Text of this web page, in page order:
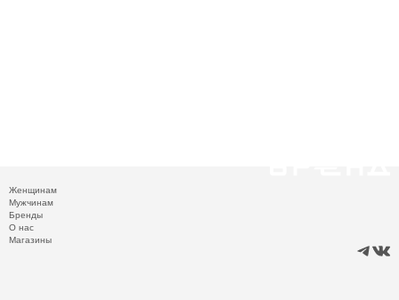
Женщинам
Мужчинам
Бренды
О нас
Магазины